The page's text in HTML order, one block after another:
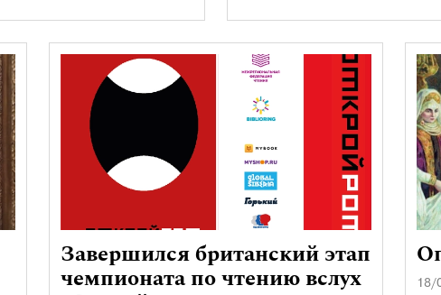
Завершился британский этап
чемпионата по чтению вслух 18/